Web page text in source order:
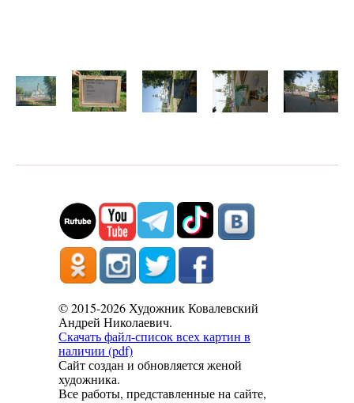
© 2015-2026 Художник Ковалевский
Андрей Николаевич.
Скачать файл-список всех картин в
наличии (pdf)
Сайт создан и обновляется женой
художника.
Все работы, представленные на сайте,